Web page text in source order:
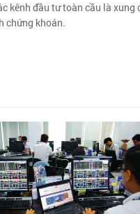
kênh đầu tư toàn cầu là
chứng khoán.